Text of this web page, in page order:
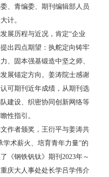
、青编委、期刊编辑部人员
计。
展历程与近况，肯定“企业
出四点期望：执舵定向铸牢
、固本强基锻造中坚之师、
展锚定方向。姜涛院士感谢
可期刊近年成绩，从期刊选
建设、织密协同创新网络等
性指引。
作者颁奖，王衍平与姜涛共
学术薪火、培育青年力量”的
《钢铁钒钛》期刊2023年～
庆大人事处处长学吕学伟介